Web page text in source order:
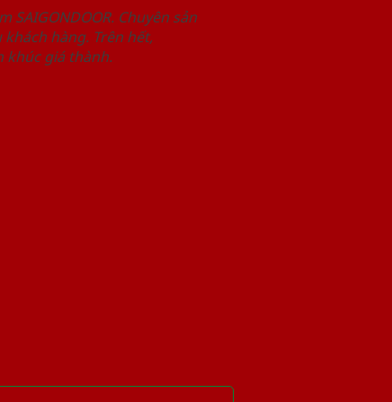
Chuyên sản
hàng. Trên hết,
khúc giá thành.